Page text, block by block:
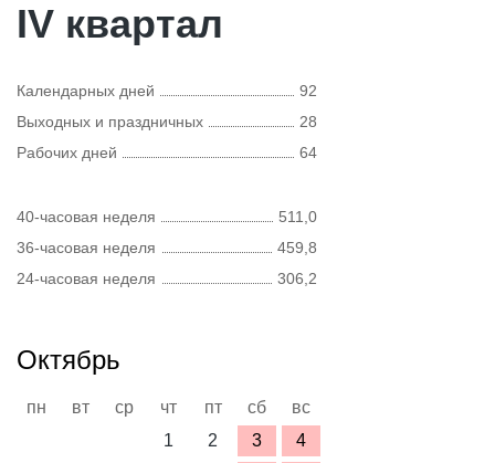
IV квартал
Календарных дней
92
Выходных и праздничных
28
Рабочих дней
64
40-часовая неделя
511,0
36-часовая неделя
459,8
24-часовая неделя
306,2
Октябрь
пн вт ср чт пт сб
вс
1
2 3
4